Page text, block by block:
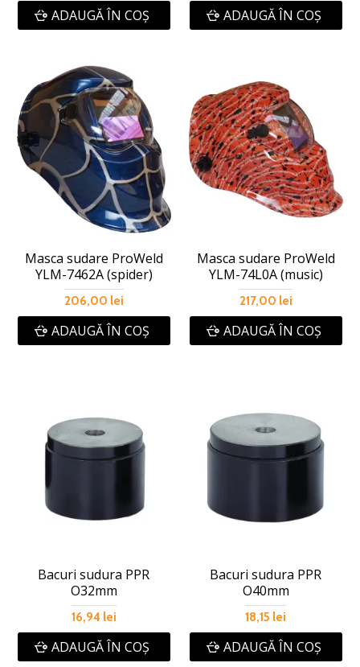
ADAUGĂ ÎN COŞ ADAUGĂ ÎN COŞ
Masca sudare ProWeld
YLM-7462A (spider)
206,00 lei
ADAUGĂ ÎN COŞ
Masca sudare ProWeld
YLM-74L0A (music)
217,00 lei
ADAUGĂ ÎN COŞ
Bacuri sudura PPR
O32mm
16,94 lei
ADAUGĂ ÎN COŞ
Bacuri sudura PPR
O40mm
18,15 lei
ADAUGĂ ÎN COŞ